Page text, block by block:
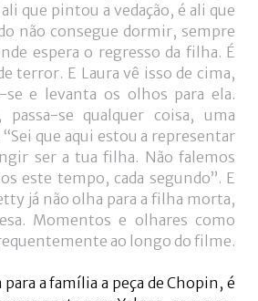
que pintou a vedação, é ali que
não consegue dormir, sempre
espera o regresso da filha. É
terror. E Laura vê isso de cima,
e levanta os olhos para ela.
passa-se qualquer coisa, uma
que aqui estou a representar
ser a tua filha. Não falemos
este tempo, cada segundo”. E
já não olha para a filha morta,
Momentos e olhares como
ao longo do filme.
a família a peça de Chopin, é